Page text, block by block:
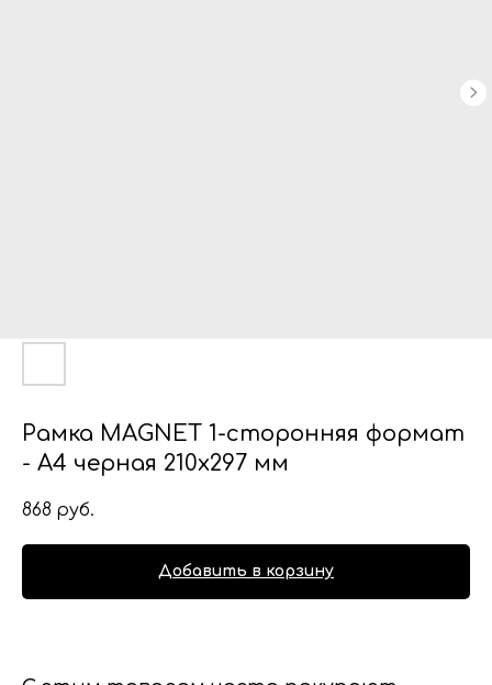
Рамка MAGNET 1-сторонняя формат
- А4 черная 210х297 мм
868 руб.
Добавить в корзину